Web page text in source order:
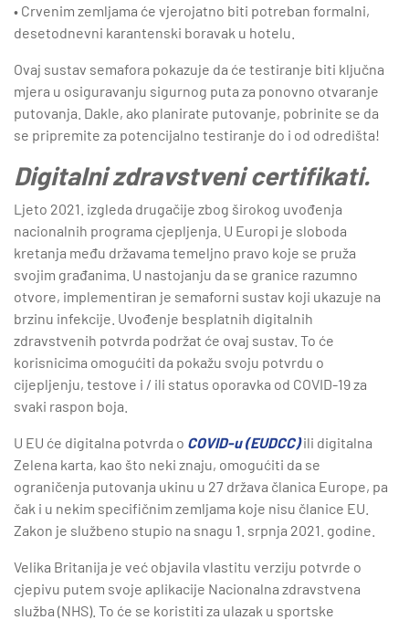
• Crvenim zemljama će vjerojatno biti potreban formalni,
desetodnevni karantenski boravak u hotelu.
Ovaj sustav semafora pokazuje da će testiranje biti ključna
mjera u osiguravanju sigurnog puta za ponovno otvaranje
putovanja. Dakle, ako planirate putovanje, pobrinite se da
se pripremite za potencijalno testiranje do i od odredišta!
Digitalni zdravstveni certifikati.
Ljeto 2021. izgleda drugačije zbog širokog uvođenja
nacionalnih programa cjepljenja. U Europi je sloboda
kretanja među državama temeljno pravo koje se pruža
svojim građanima. U nastojanju da se granice razumno
otvore, implementiran je semaforni sustav koji ukazuje na
brzinu infekcije. Uvođenje besplatnih digitalnih
zdravstvenih potvrda podržat će ovaj sustav. To će
korisnicima omogućiti da pokažu svoju potvrdu o
cijepljenju, testove i / ili status oporavka od COVID-19 za
svaki raspon boja.
U EU će digitalna potvrda o COVID-u (EUDCC)ili digitalna
Zelena karta, kao što neki znaju, omogućiti da se
ograničenja putovanja ukinu u 27 država članica Europe, pa
čak i u nekim specifičnim zemljama koje nisu članice EU.
Zakon je službeno stupio na snagu 1. srpnja 2021. godine.
Velika Britanija je već objavila vlastitu verziju potvrde o
cjepivu putem svoje aplikacije Nacionalna zdravstvena
služba (NHS). To će se koristiti za ulazak u sportske